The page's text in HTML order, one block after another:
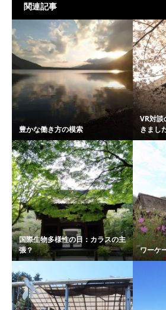
関連記事
豊かな働き方の模索
VR対談
きまし
国際生物多様性の日：カラスの主
張？
ワーケ